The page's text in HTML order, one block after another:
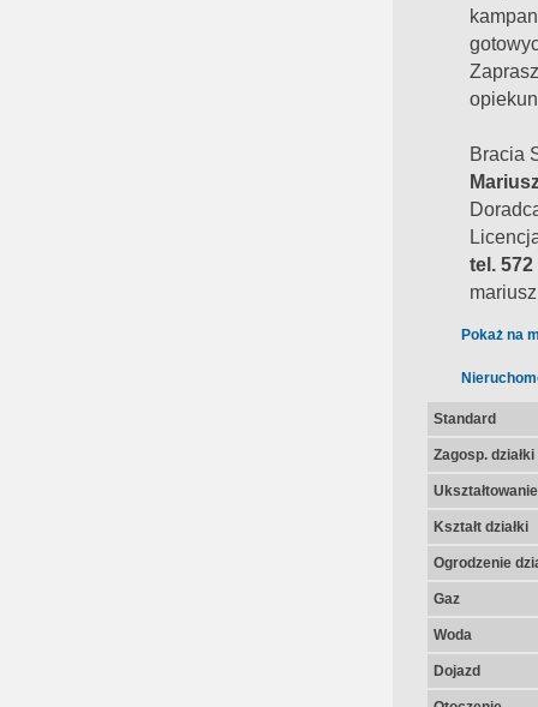
Bracia
tel. 572
Pokaż na
Standard
Zagosp. działki
Kształt działki
Ogrodzenie
Gaz
Woda
Dojazd